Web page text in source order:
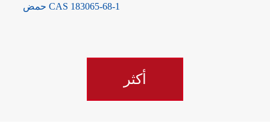
حمض CAS 183065-68-1
أكثر